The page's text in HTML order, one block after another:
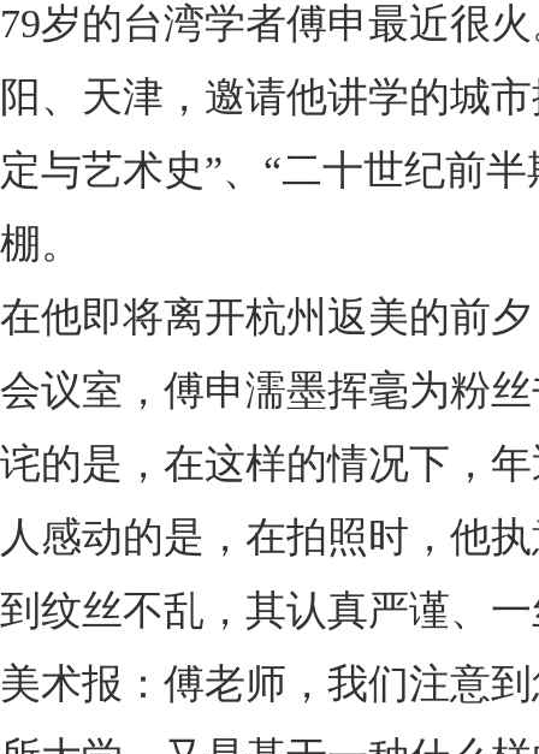
79岁的台湾学者傅申最近很
阳、天津，邀请他讲学的城
定与艺术史”、“二十世纪前
棚。
在他即将离开杭州返美的前
会议室，傅申濡墨挥毫为粉
诧的是，在这样的情况下，
人感动的是，在拍照时，他
到纹丝不乱，其认真严谨、
美术报：傅老师，我们注意